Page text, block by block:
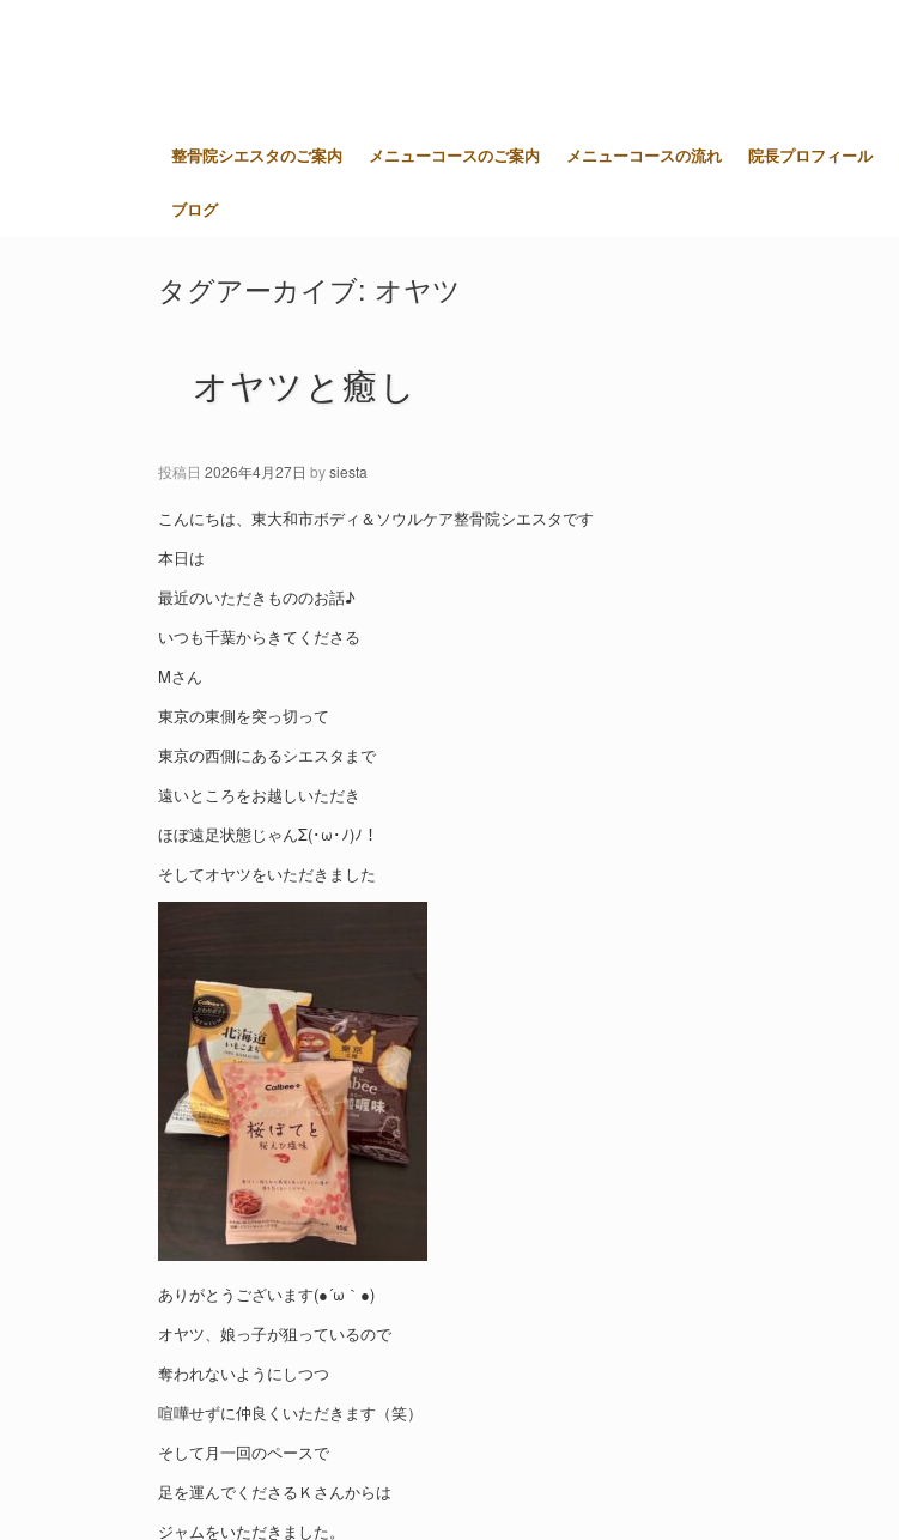
整骨院シエスタのご案内 メニューコースのご案内 メニューコースの流れ 院長プロフィール
ブログ
タグアーカイブ: オヤツ
オヤツと癒し
投稿日 2026年4月27日 bysiesta
こんにちは、東大和市ボディ＆ソウルケア整骨院シエスタです
本日は
最近のいただきもののお話♪
いつも千葉からきてくださる
Mさん
東京の東側を突っ切って
東京の西側にあるシエスタまで
遠いところをお越しいただき
ほぼ遠足状態じゃんΣ(･ω･ﾉ)ﾉ！
そしてオヤツをいただきました
ありがとうございます(●´ω｀●)
オヤツ、娘っ子が狙っているので
奪われないようにしつつ
喧嘩せずに仲良くいただきます（笑）
そして月一回のペースで
足を運んでくださるＫさんからは
ジャムをいただきました。